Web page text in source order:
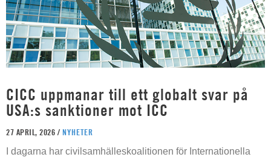
CICC uppmanar till ett globalt svar på
USA:s sanktioner mot ICC
27 APRIL, 2026 / NYHETER
I dagarna har civilsamhälleskoalitionen för Internationella